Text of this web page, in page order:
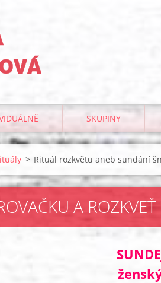
SKUPINY
> Rituál rozkvětu aneb sundání
A ROZKVEŤ